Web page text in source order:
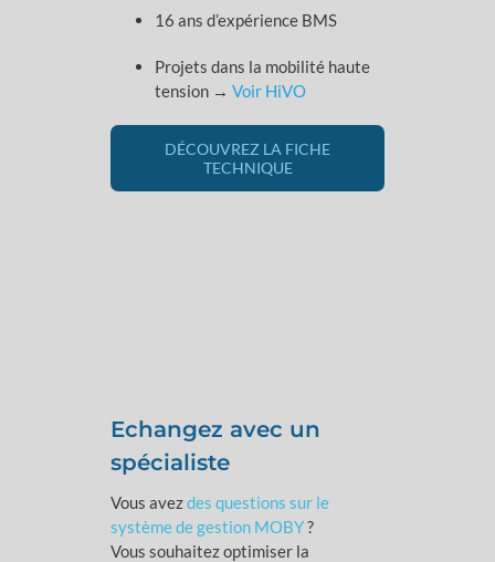
16 ans d’expérience BMS
Projets dans la mobilité haute
tension → Voir HiVO
DÉCOUVREZ LA FICHE
TECHNIQUE
Echangez avec un
spécialiste
Vous avezdes questions sur le
système de gestion MOBY?
Vous souhaitez optimiser la